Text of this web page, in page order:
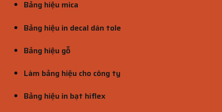
Bảng hiệu mica
Bảng hiệu in decal dán tole
Bảng hiệu gỗ
Làm bảng hiệu cho công ty
Bảng hiệu in bạt hiflex